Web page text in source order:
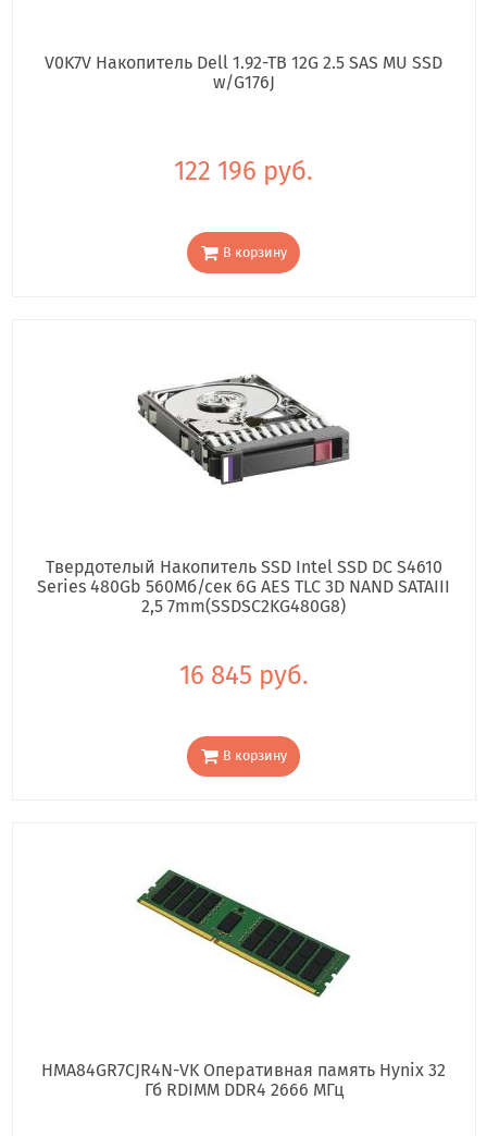
V0K7V Накопитель Dell 1.92-TB 12G 2.5 SAS MU SSD
w/G176J
122 196 руб.
В корзину
Твердотелый Накопитель SSD Intel SSD DC S4610
Series 480Gb 560Мб/сек 6G AES TLC 3D NAND SATAIII
2,5 7mm(SSDSC2KG480G8)
16 845 руб.
В корзину
HMA84GR7CJR4N-VK Оперативная память Hynix 32
Гб RDIMM DDR4 2666 МГц